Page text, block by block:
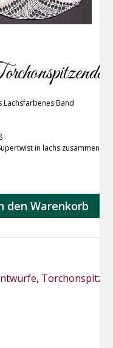
Lachsfarbenes Band
in lachs zusammen
den Warenkorb
,